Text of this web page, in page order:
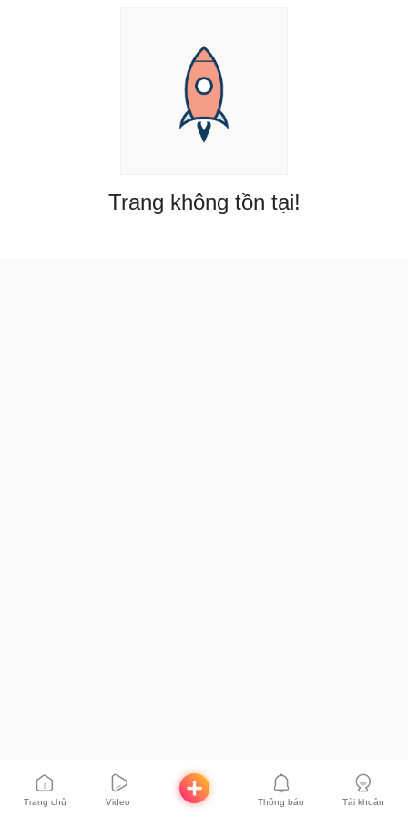
Trang không tồn tại!
Trang chủ Video Thông báo Tài khoản